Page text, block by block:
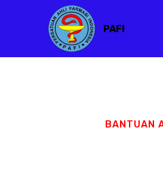
PAFI
BANTUAN